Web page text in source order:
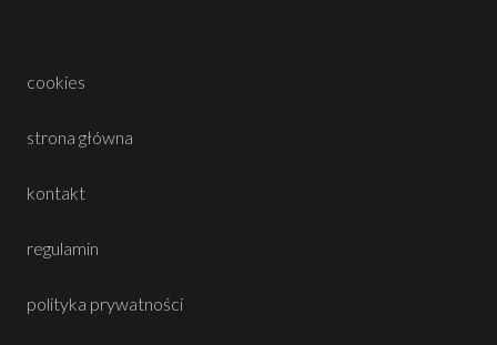
cookies
strona główna
kontakt
regulamin
polityka prywatności